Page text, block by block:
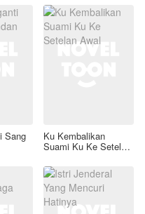
Sang Ku Kembalikan
Suami Ku Ke Setelan